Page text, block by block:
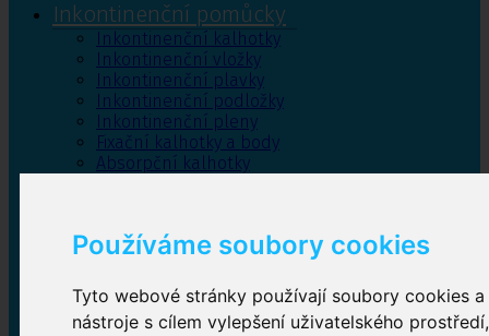
Používáme soubory cookies
Tyto webové stránky používají soubory cookies
nástroje s cílem vylepšení uživatelského
Inkontinenční pomůcky
Inkontinenční kalhotky
Inkontinenční vložky
Inkontinenční plavky
Inkontinenční podložky
Inkontinenční pleny
Fixační kalhotky a body
Absorpční kalhotky
Inkontinenční kalhotky